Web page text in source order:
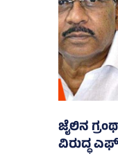
ಜೈಲಿನ
ವಿರುದ್ಧ